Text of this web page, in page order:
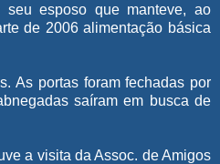
esposo que manteve, ao
de 2006 alimentação básica
As portas foram fechadas por
saíram em busca de
a visita da Assoc. de Amigos